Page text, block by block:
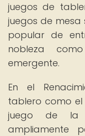
juegos de
juegos de mesa
popular de
nobleza
emergente.
En el
tablero como
juego de la
ampliamente